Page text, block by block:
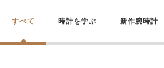
すべて 時計を学ぶ 新作腕時計
LIFESTYLE